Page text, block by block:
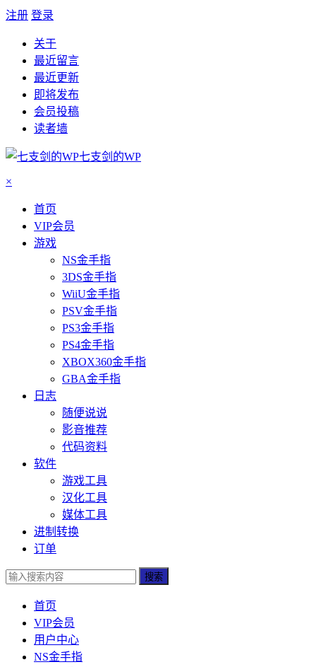
注册 登录
关于
最近留言
最近更新
即将发布
会员投稿
读者墙
七支剑的WP
×
首页
VIP会员
游戏
NS金手指
3DS金手指
WiiU金手指
PSV金手指
PS3金手指
PS4金手指
XBOX360金手指
GBA金手指
日志
随便说说
影音推荐
代码资料
软件
游戏工具
汉化工具
媒体工具
进制转换
订单
搜索
首页
VIP会员
用户中心
NS金手指